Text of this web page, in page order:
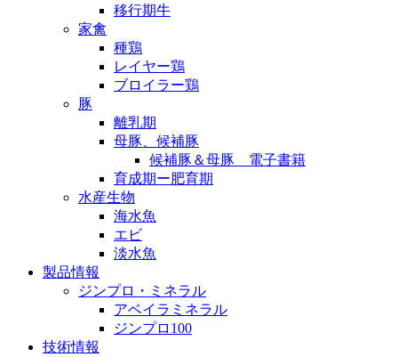
移行期牛
家禽
種鶏
レイヤー鶏
ブロイラー鶏
豚
離乳期
母豚、候補豚
候補豚＆母豚 電子書籍
育成期ー肥育期
水産生物
海水魚
エビ
淡水魚
製品情報
ジンプロ・ミネラル
アベイラミネラル
ジンプロ100
技術情報